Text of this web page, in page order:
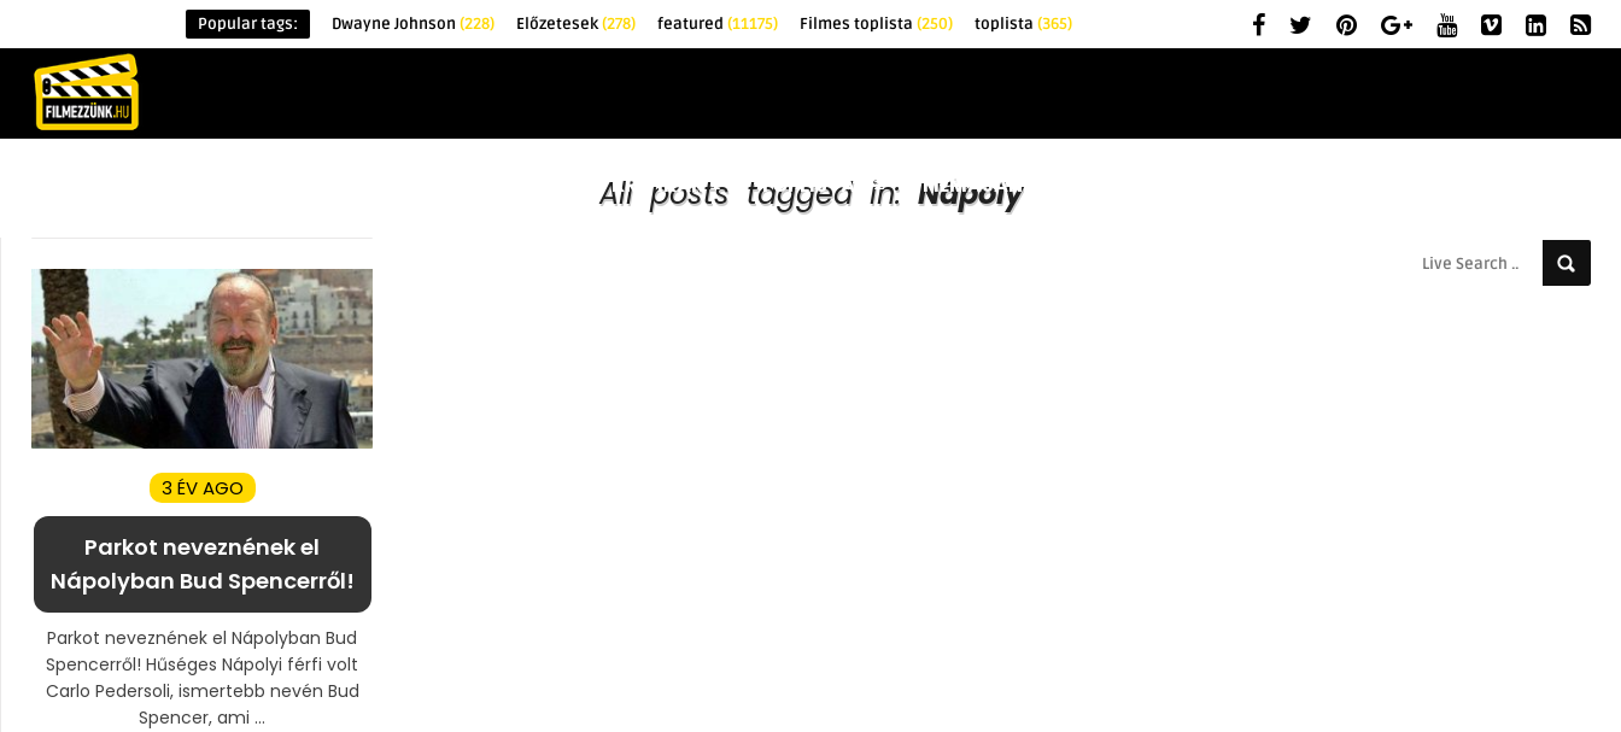
Popular tags: Dwayne Johnson (228) Előzetesek(278) featured (11175) Filmes toplista (250) toplista (365)
KRITIKÁK TOPLISTÁK FILMAJÁNLÓ
All posts tagged in: Nápoly
3 ÉV AGO
Parkot neveznének el
Nápolyban Bud Spencerről!
Parkot neveznének el Nápolyban Bud
Spencerről! Hűséges Nápolyi férfi volt
Carlo Pedersoli, ismertebb nevén Bud
Spencer, ami ...